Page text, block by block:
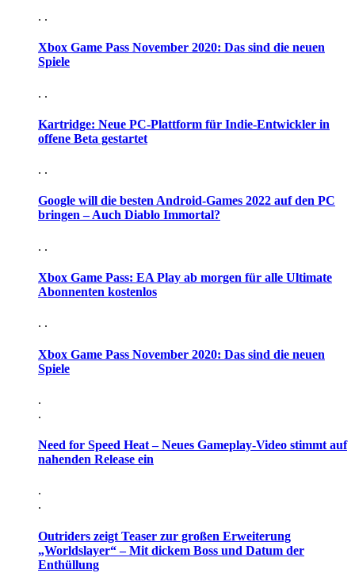
. .
Xbox Game Pass November 2020: Das sind die neuen
Spiele
. .
Kartridge: Neue PC-Plattform für Indie-Entwickler in
offene Beta gestartet
. .
Google will die besten Android-Games 2022 auf den PC
bringen – Auch Diablo Immortal?
. .
Xbox Game Pass: EA Play ab morgen für alle Ultimate
Abonnenten kostenlos
. .
Xbox Game Pass November 2020: Das sind die neuen
Spiele
.
.
Need for Speed Heat – Neues Gameplay-Video stimmt auf
nahenden Release ein
.
.
Outriders zeigt Teaser zur großen Erweiterung
„Worldslayer“ – Mit dickem Boss und Datum der
Enthüllung